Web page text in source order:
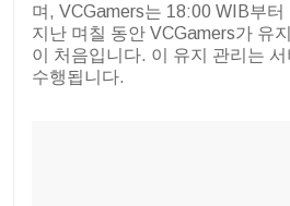
며, VCGamers는 18:00 WIB부
지난 며칠 동안 VCGamers가 유
이 처음입니다. 이 유지 관리는
수행됩니다.